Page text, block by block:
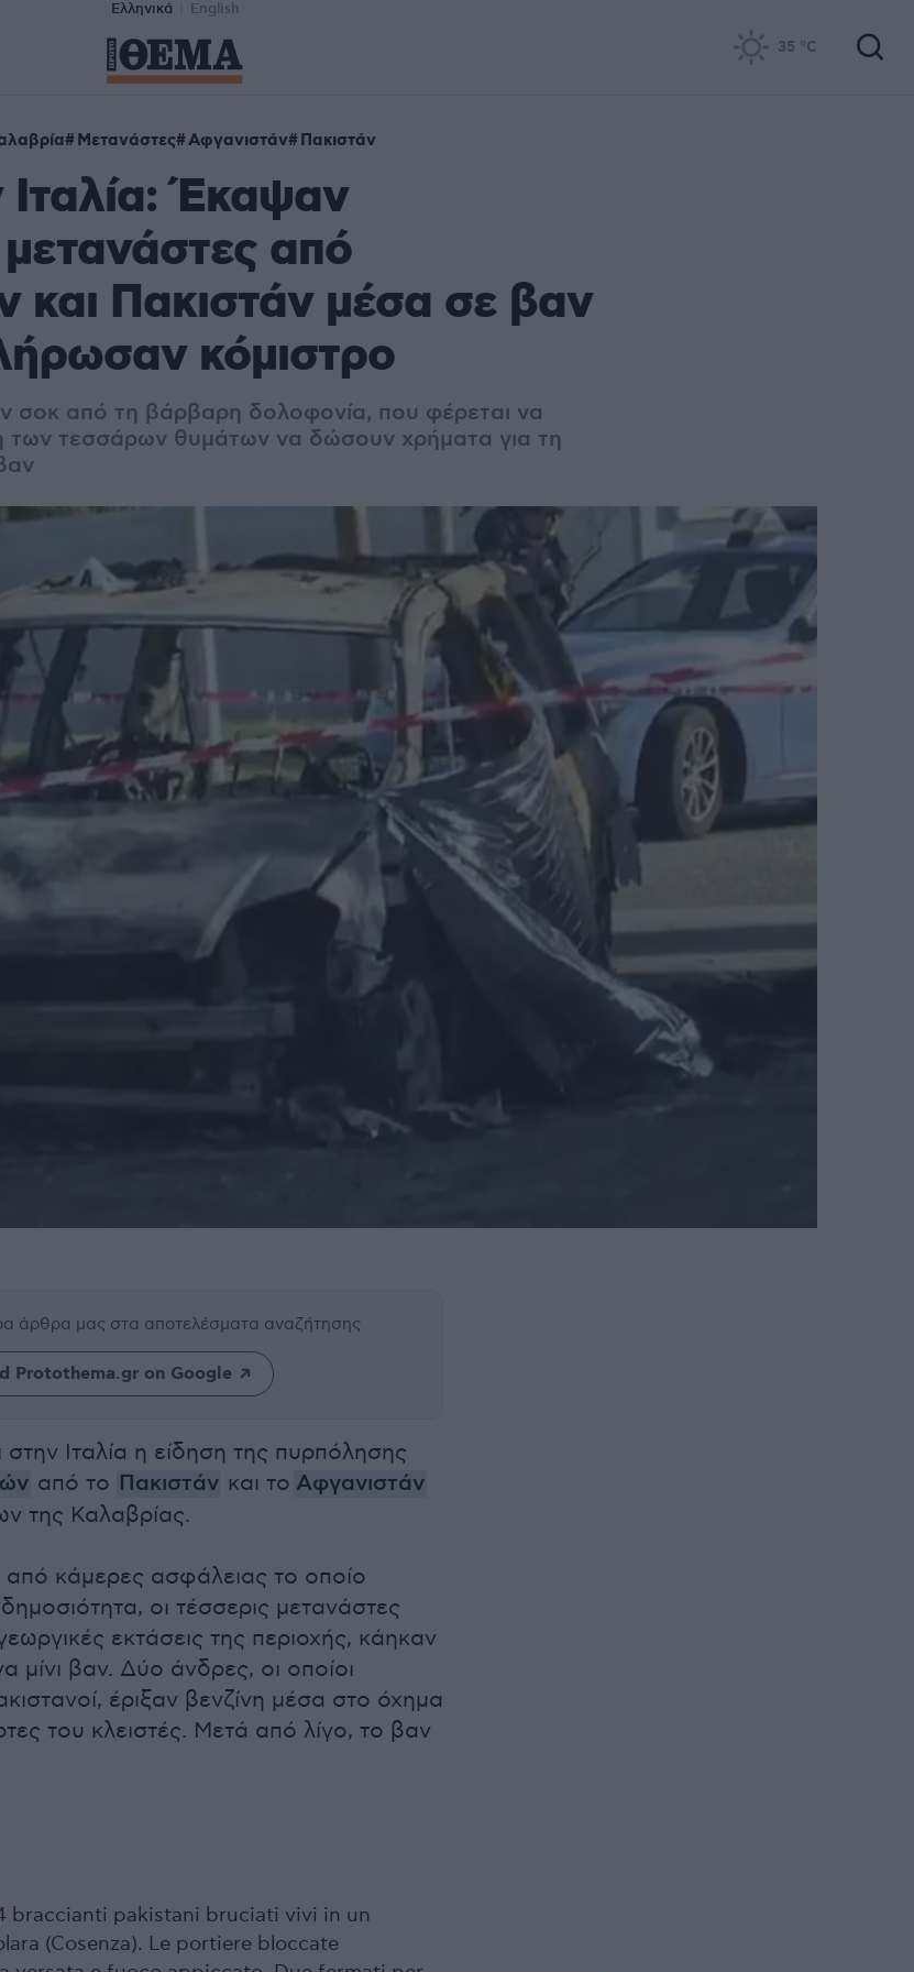
Ελληνικά English
35 °C
Μετανάστες Αφγανιστάν Πακιστάν
Έκαψαν
από
και Πακιστάν μέσα σε βαν
κόμιστρο
σοκ από τη βάρβαρη δολοφονία, που φέρεται να
των τεσσάρων θυμάτων να δώσουν χρήματα για τη
άρθρα μας στα αποτελέσματα αναζήτησης
Protothema.gr on Google
στην Ιταλία η είδηση της πυρπόλησης
από το Πακιστάν και το Αφγανιστάν
της Καλαβρίας.
από κάμερες ασφάλειας το οποίο
οι τέσσερις μετανάστες
εκτάσεις της περιοχής, κάηκαν
μίνι βαν. Δύο άνδρες, οι οποίοι
έριξαν βενζίνη μέσα στο όχημα
του κλειστές. Μετά από λίγο, το βαν
braccianti pakistani bruciati vivi in un
(Cosenza). Le portiere bloccate